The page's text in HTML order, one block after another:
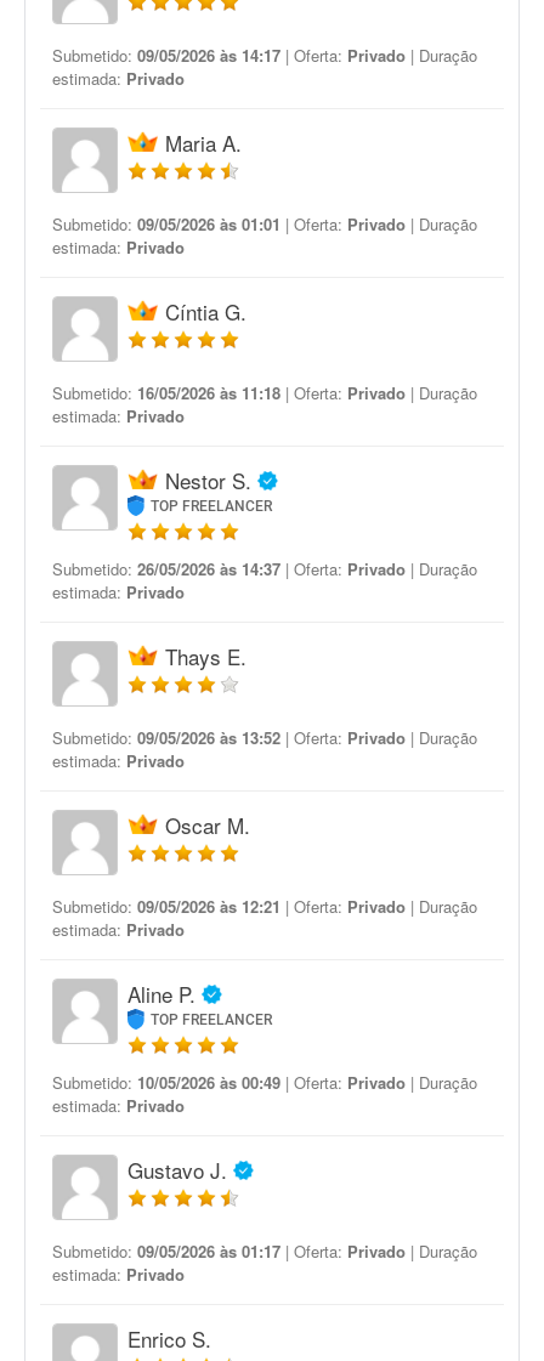
Submetido: 09/05/2026 às 14:17 | Oferta: Privado | Duração
estimada: Privado
Maria A.
Submetido: 09/05/2026 às 01:01 | Oferta: Privado | Duração
estimada: Privado
Cíntia G.
Submetido: 16/05/2026 às 11:18 | Oferta: Privado | Duração
estimada: Privado
Nestor S.
TOP FREELANCER
Submetido: 26/05/2026 às 14:37 | Oferta: Privado | Duração
estimada: Privado
Thays E.
Submetido: 09/05/2026 às 13:52 | Oferta: Privado | Duração
estimada: Privado
Oscar M.
Submetido: 09/05/2026 às 12:21 | Oferta: Privado | Duração
estimada: Privado
Aline P.
TOP FREELANCER
Submetido: 10/05/2026 às 00:49 | Oferta: Privado | Duração
estimada: Privado
Gustavo J.
Submetido: 09/05/2026 às 01:17 | Oferta: Privado | Duração
estimada: Privado
Enrico S.